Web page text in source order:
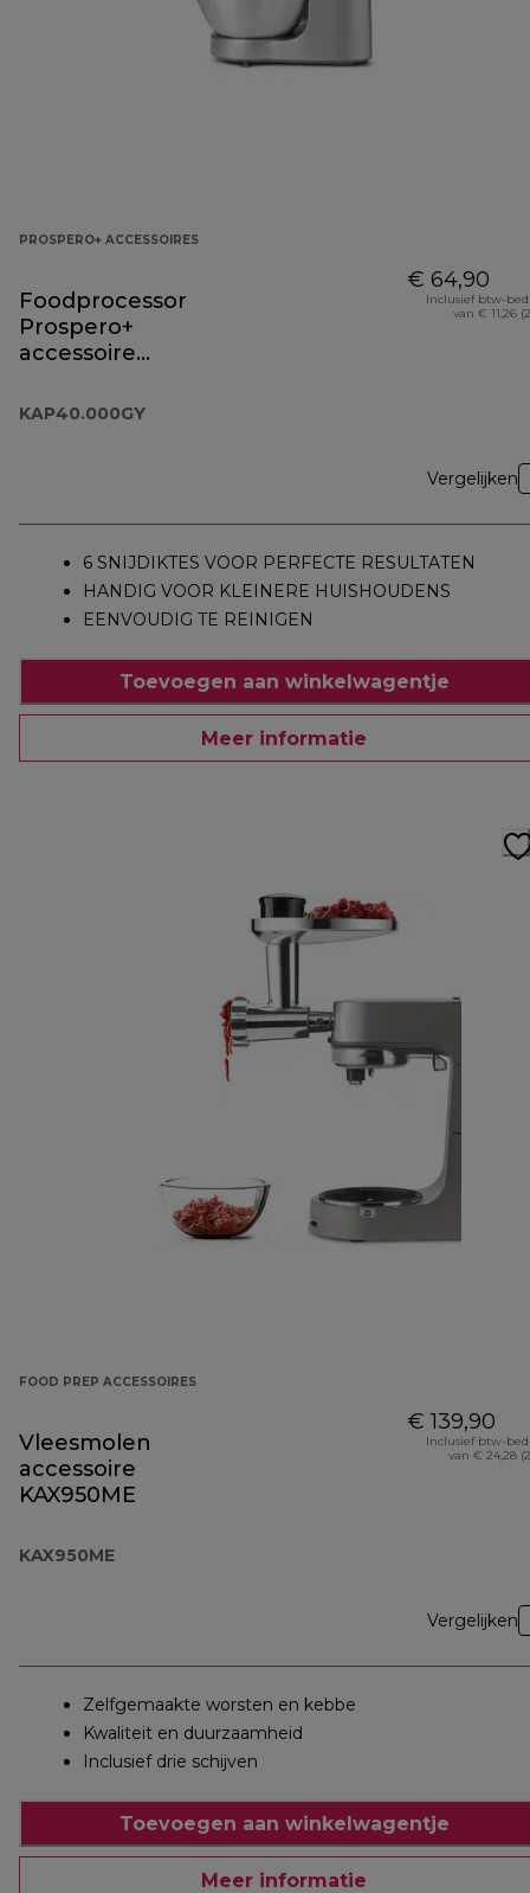
PROSPERO+ ACCESSOIRES
Foodprocessor
Prospero+
accessoire
KAP40.000GY
€ 64,90
Inclusief btw-
van € 11,26
Vergelijken
6 SNIJDIKTES VOOR PERFECTE RESULTATEN
HANDIG VOOR KLEINERE HUISHOUDENS
EENVOUDIG TE REINIGEN
Toevoegen aan winkelwagentje
Meer informatie
FOOD PREP ACCESSOIRES
Vleesmolen
accessoire
KAX950ME
KAX950ME
€ 139,90
Inclusief btw-
van € 24,28
Vergelijken
Zelfgemaakte worsten en kebbe
Kwaliteit en duurzaamheid
Inclusief drie schijven
Toevoegen aan winkelwagentje
Meer informatie